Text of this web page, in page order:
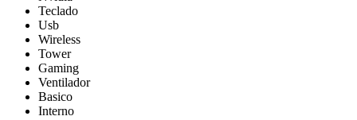
Teclado
Usb
Wireless
Tower
Gaming
Ventilador
Basico
Interno